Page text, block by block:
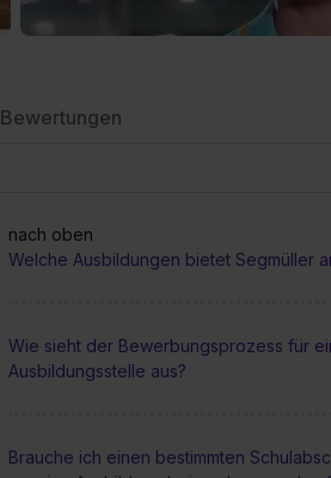
Bewertungen
nach oben
Welche Ausbildungen bietet Segmüller
Wie sieht der Bewerbungsprozess für
Ausbildungsstelle aus?
Brauche ich einen bestimmten